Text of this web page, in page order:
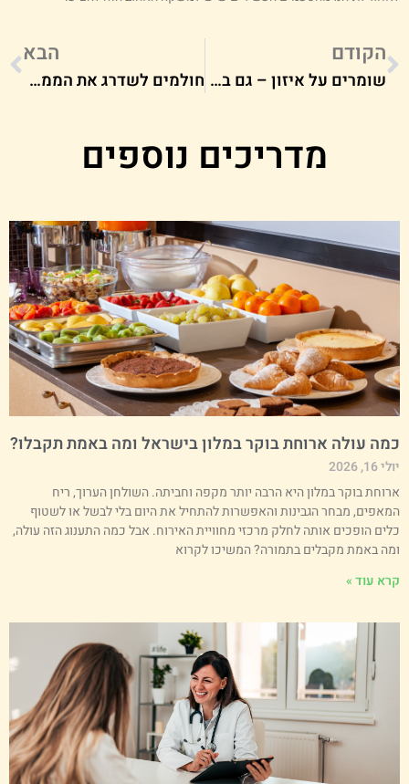
הקודם
שומרים על איזון – גם בזמן הדודא: 5 רעיונות למאנצ'ים בריאים!
הבא
חולמים לשדרג את הממלכה שלכם? 5 טיפים לעיצוב מדויק של המטבח
מדריכים נוספים
עולה ארוחת בוקר במלון בישראל ומה באמת תקבלו?
16, 2026
בוקר במלון היא הרבה יותר מקפה וחביתה. השולחן הערוך, ריח
מבחר הגבינות והאפשרות להתחיל את היום בלי לבשל או לשטוף
הופכים אותה לחלק מרכזי מחוויית האירוח. אבל כמה התענוג הזה עולה,
באמת מקבלים בתמורה? המשיכו לקרוא
עוד »